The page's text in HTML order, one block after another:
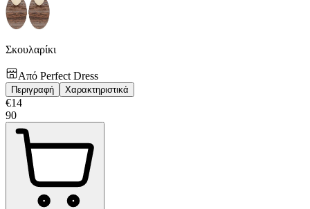
Σκουλαρίκι
Από Perfect Dress
Περιγραφή Χαρακτηριστικά
€14
90